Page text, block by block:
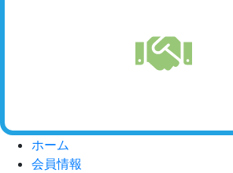
ホーム
会員情報